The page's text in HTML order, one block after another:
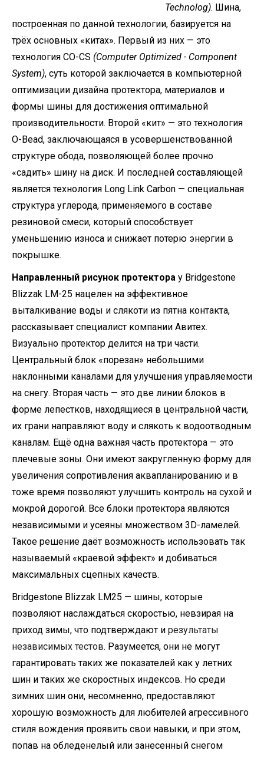
Technolog). Шина,
построенная по данной технологии, базируется на
трёх основных «китах». Первый из них — это
технология CO-CS (Computer Optimized - Component
System), суть которой заключается в компьютерной
оптимизации дизайна протектора, материалов и
формы шины для достижения оптимальной
производительности. Второй «кит» — это технология
O-Bead, заключающаяся в усовершенствованной
структуре обода, позволяющей более прочно
«садить» шину на диск. И последней составляющей
является технология Long Link Carbon — специальная
структура углерода, применяемого в составе
резиновой смеси, который способствует
уменьшению износа и снижает потерю энергии в
покрышке.
Направленный рисунок протектора у Bridgestone
Blizzak LM-25 нацелен на эффективное
выталкивание воды и слякоти из пятна контакта,
рассказывает специалист компании Авитех.
Визуально протектор делится на три части.
Центральный блок «порезан» небольшими
наклонными каналами для улучшения управляемости
на снегу. Вторая часть — это две линии блоков в
форме лепестков, находящиеся в центральной части,
их грани направляют воду и слякоть к водоотводным
каналам. Ещё одна важная часть протектора — это
плечевые зоны. Они имеют закругленную форму для
увеличения сопротивления аквапланированию и в
тоже время позволяют улучшить контроль на сухой и
мокрой дорогой. Все блоки протектора являются
независимыми и усеяны множеством 3D-ламелей.
Такое решение даёт возможность использовать так
называемый «краевой эффект» и добиваться
максимальных сцепных качеств.
Bridgestone Blizzak LM25 — шины, которые
позволяют наслаждаться скоростью, невзирая на
приход зимы, что подтверждают и результаты
независимых тестов. Разумеется, они не могут
гарантировать таких же показателей как у летних
шин и таких же скоростных индексов. Но среди
зимних шин они, несомненно, предоставляют
хорошую возможность для любителей агрессивного
стиля вождения проявить свои навыки, и при этом,
попав на обледенелый или занесенный снегом